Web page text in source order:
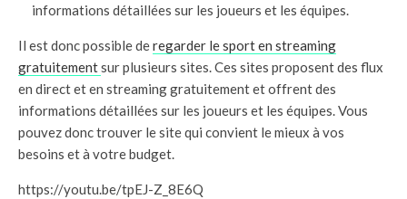
informations détaillées sur les joueurs et les équipes.
Il est donc possible deregarder le sport en streaming
gratuitementsur plusieurs sites. Ces sites proposent des flux
en direct et en streaming gratuitement et offrent des
informations détaillées sur les joueurs et les équipes. Vous
pouvez donc trouver le site qui convient le mieux à vos
besoins et à votre budget.
https://youtu.be/tpEJ-Z_8E6Q